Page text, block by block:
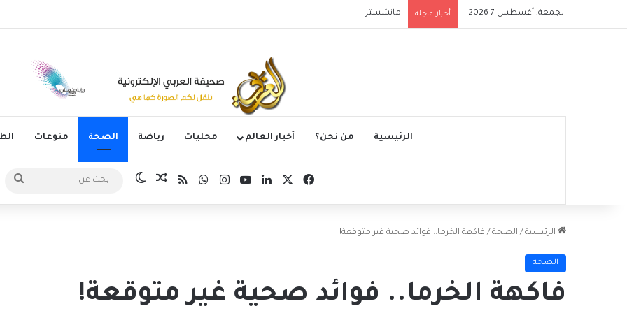
الجمعة, أغسطس 7 2026 أخبار عاجلة مانشستر سيتي يتجاوز نجوم الدوري الكوري بثلاثية في أول انتصار تحت قيادة ماريسكا
الرئيسية من نحن؟ أخبار العالم محليات رياضة الصحة منوعات
فيسبوكلينكدإن‫YouTubeانستقرام
واتسابملخص الموقع RSS
مقال عشوائي
الوضع المظلم
عن
الرئيسية / الصحة / فاكهة الخرما.. فوائد صحية غير متوقعة!
الصحة
فاكهة الخرما.. فوائد صحية غير متوقعة!